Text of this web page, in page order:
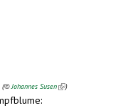
(©Johannes Susen )